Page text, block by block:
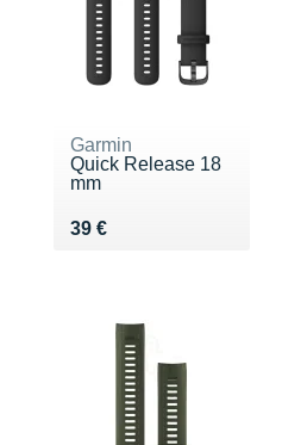
Garmin
Quick Release 18
mm
39 €
Vendu 39 €